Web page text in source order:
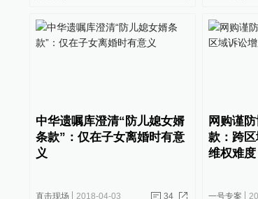
中华遗嘱库澄清“防儿媳女婿
条款”：仅在子女离婚时有意
义
直击现场 2018-04-03 34
网购谨
款：跨
维权难度
一号专案